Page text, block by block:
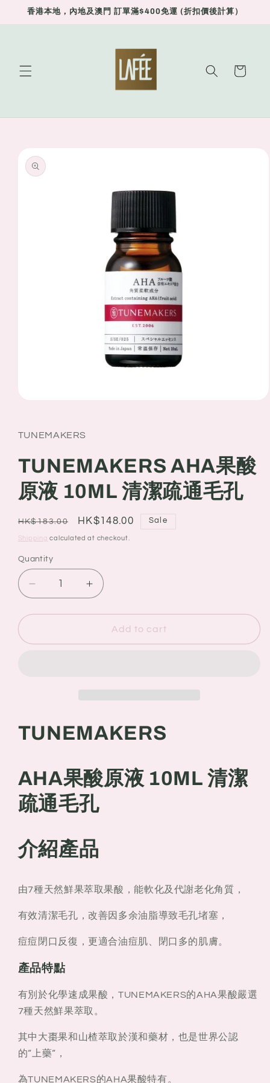
Skip to
香港本地，內地及澳門 訂單滿$400免運 (折扣價後計算）
Cart
product
information
in
modal
TUNEMAKERS
TUNEMAKERS AHA果酸
原液 10ML 清潔疏通毛孔
Regular
price
HK$183.00
Sale
price
HK$148.00 Sale
Shipping calculated at checkout.
Quantity
Quantity
Decrease
quantity
for
TUNEMAKERS
AHA
清
通
毛
孔
Increase
quantity
for
TUNEMAKERS
AHA
原
液
清
通
毛
孔
Add to cart
TUNEMAKERS
AHA果酸原液 10ML 清潔
疏通毛孔
介紹產品
由7種天然鮮果萃取果酸，能軟化及代謝老化角質，
有效清潔毛孔，改善因多余油脂導致毛孔堵塞，
痘痘閉口反復，更適合油痘肌、閉口多的肌膚。
產品特點
有別於化學速成果酸，TUNEMAKERS的AHA果酸嚴選
7種天然鮮果萃取。
其中大棗果和山楂萃取於漢和藥材，也是世界公認
的“上藥“，
為TUNEMAKERS的AHA果酸特有。